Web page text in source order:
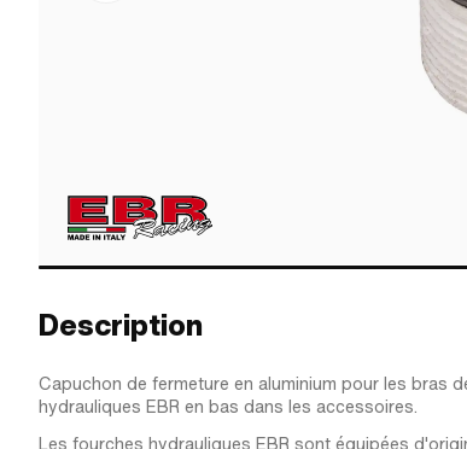
Description
Capuchon de fermeture en aluminium pour les bras
hydrauliques EBR en bas dans les accessoires.
Les fourches hydrauliques EBR sont équipées